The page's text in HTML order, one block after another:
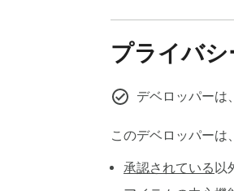
・髭：上品な印象か
・髪：スタイル、
・タトゥー：アート
アバターメーカース
プライバシ
デベロッパーは
このデベロッパーは
承認されている以